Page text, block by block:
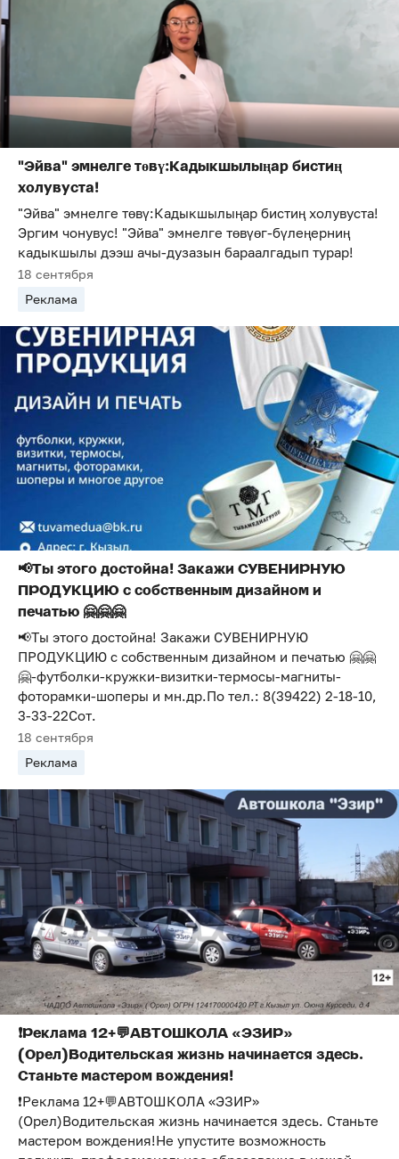
"Эйва" эмнелге төвү:Кадыкшылыңар бистиң
холувуста!
"Эйва" эмнелге төвү:Кадыкшылыңар бистиң холувуста!
Эргим чонувус! "Эйва" эмнелге төвүөг-бүлеңерниң
кадыкшылы дээш ачы-дузазын бараалгадып турар!
18 сентября
Реклама
📢Ты этого достойна! Закажи СУВЕНИРНУЮ
ПРОДУКЦИЮ с собственным дизайном и
печатью 🤗🤗🤗
📢Ты этого достойна! Закажи СУВЕНИРНУЮ
ПРОДУКЦИЮ с собственным дизайном и печатью 🤗🤗
🤗-футболки-кружки-визитки-термосы-магниты-
фоторамки-шоперы и мн.др.По тел.: 8(39422) 2-18-10,
3-33-22Сот.
18 сентября
Реклама
❗Реклама 12+💬АВТОШКОЛА «ЭЗИР»
(Орел)Водительская жизнь начинается здесь.
Станьте мастером вождения!
❗Реклама 12+💬АВТОШКОЛА «ЭЗИР»
(Орел)Водительская жизнь начинается здесь. Станьте
мастером вождения!Не упустите возможность